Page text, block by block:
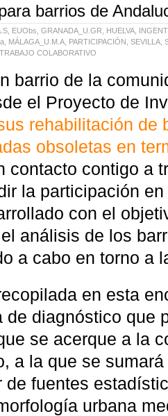
barrios de
EUObs GRANADA_U.GR HUELVA
MÁLAGA_U.M.A PARTICIPACIÓN SEVILLA
TRABAJO COLABORATIVO
barrio de la
el Proyecto de
rehabilitación de
obsoletas en
contacto contigo a
la participación
con el
análisis de los
a cabo en torno a
en esta
de diagnóstico que
se acerque a la
a la que se
de fuentes
urbana